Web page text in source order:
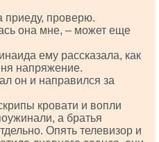
приеду, проверю.
она мне, – может еще
ему рассказала, как
напряжение.
он и направился за
кровати и вопли
а братья
Опять телевизор и